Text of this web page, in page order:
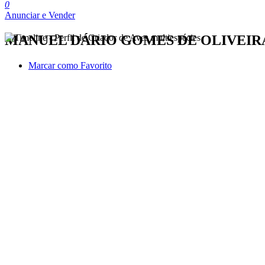
0
Anunciar e Vender
MANUEL DÁRIO GOMES DE
Marcar como Favorito